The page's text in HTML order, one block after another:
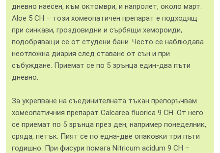
дневно наесен, към октомври, и напролет, около март.
Aloe 5 CH – този хомеопатичен препарат е подходящ
при синкави, гроздовидни и сърбящи хемороиди,
подобряващи се от студени бани. Често се наблюдава
неотложна диария след ставане от сън и при
събуждане. Приемат се по 5 зрънца един-два пъти
дневно.
За укрепване на съединителната тъкан препоръчвам
хомеопатичния препарат Calcarea fluorica 9 CH. От него
се приемат по 5 зрънца през ден, например понеделник,
сряда, петък. Пият се по една-две опаковки три пъти
годишно. При фисури помага Nitricum acidum 9 CH –